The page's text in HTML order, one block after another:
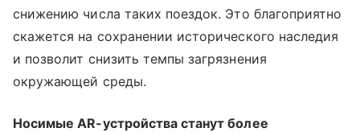
снижению числа таких поездок. Это благоприятно
скажется на сохранении исторического наследия
и позволит снизить темпы загрязнения
окружающей среды.
Носимые AR-устройства станут более